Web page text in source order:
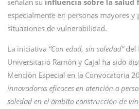
señalan su influencia sobre la salud
especialmente en personas mayores y
situaciones de vulnerabilidad.
La iniciativa “Con edad, sin soledad”del
Universitario Ramón y Cajal ha sido
Mención Especial en la Convocatoria
innovadoras eficaces en atención a
soledad en el ámbito construcción de